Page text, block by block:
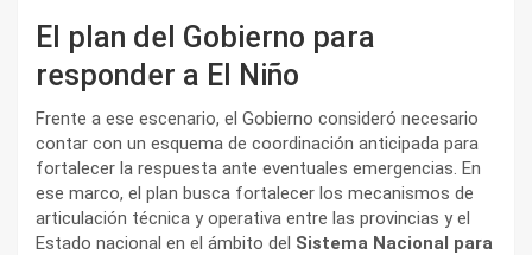
El plan del Gobierno para
responder a El Niño
Frente a ese escenario, el Gobierno consideró necesario
contar con un esquema de coordinación anticipada para
fortalecer la respuesta ante eventuales emergencias. En
ese marco, el plan busca fortalecer los mecanismos de
articulación técnica y operativa entre las provincias y el
Estado nacional en el ámbito del Sistema Nacional para